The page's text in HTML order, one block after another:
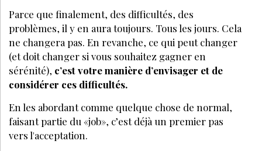
Parce que finalement, des difficultés, des
problèmes, il y en aura toujours. Tous les jours. Cela
ne changera pas. En revanche, ce qui peut changer
(et doit changer si vous souhaitez gagner en
sérénité), c’est votre manière d’envisager et de
considérer ces difficultés.
En les abordant comme quelque chose de normal,
faisant partie du «job», c’est déjà un premier pas
vers l'acceptation.